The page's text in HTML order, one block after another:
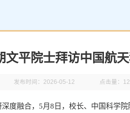
文平院士拜访中国航
发布时间：2026-05-12 点击量：
度融合，5月8日，校长、中国科学